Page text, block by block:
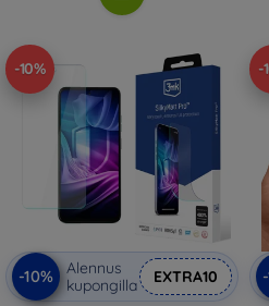
-10%
-10%
Alennus
kupongilla
EXTRA10
-